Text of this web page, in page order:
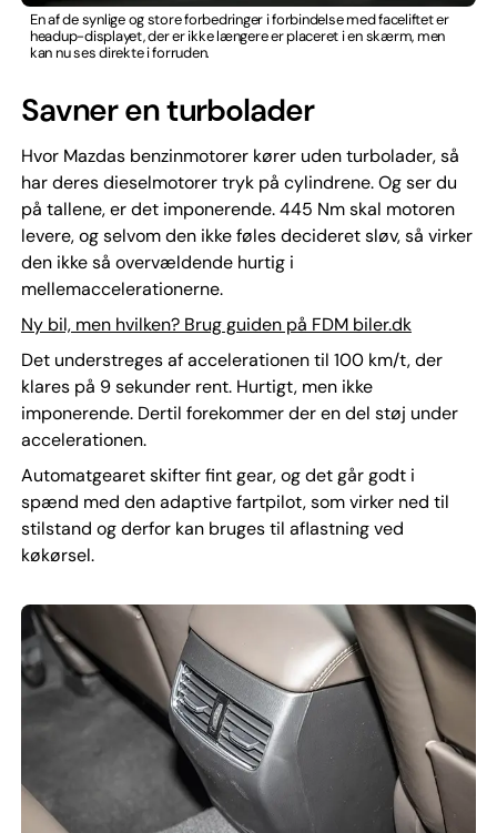
En af de synlige og store forbedringer i forbindelse med faceliftet er
headup-displayet, der er ikke længere er placeret i en skærm, men
kan nu ses direkte i forruden.
Savner en turbolader
Hvor Mazdas benzinmotorer kører uden turbolader, så
har deres dieselmotorer tryk på cylindrene. Og ser du
på tallene, er det imponerende. 445 Nm skal motoren
levere, og selvom den ikke føles decideret sløv, så virker
den ikke så overvældende hurtig i
mellemaccelerationerne.
Ny bil, men hvilken? Brug guiden på FDM biler.dk
Det understreges af accelerationen til 100 km/t, der
klares på 9 sekunder rent. Hurtigt, men ikke
imponerende. Dertil forekommer der en del støj under
accelerationen.
Automatgearet skifter fint gear, og det går godt i
spænd med den adaptive fartpilot, som virker ned til
stilstand og derfor kan bruges til aflastning ved
køkørsel.